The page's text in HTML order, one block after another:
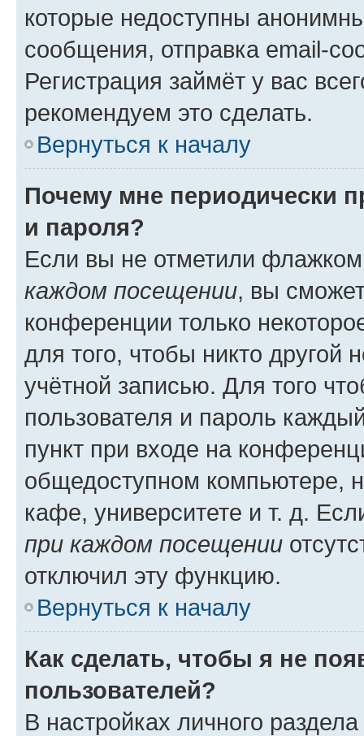
которые недоступны
сообщения, отправка email-
Регистрация займёт у вас
рекомендуем это сделать.
Вернуться к началу
Почему мне периодически
и пароля?
Если вы не отметили
каждом посещении, вы
конференции только
для того, чтобы никто другой
учётной записью. Для того
пользователя и пароль
пункт при входе на
общедоступном компьютере,
кафе, университете и т. д.
при каждом посещении
отключил эту функцию.
Вернуться к началу
Как сделать, чтобы я не
пользователей?
В настройках личного